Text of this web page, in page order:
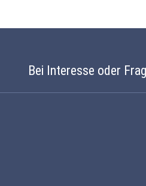
Bei Interesse oder